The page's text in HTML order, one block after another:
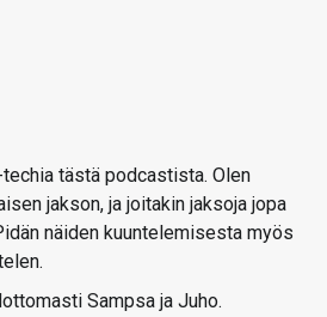
tästä podcastista. Olen
jakson, ja joitakin jaksoja jopa
näiden kuuntelemisesta myös
Sampsa ja Juho.